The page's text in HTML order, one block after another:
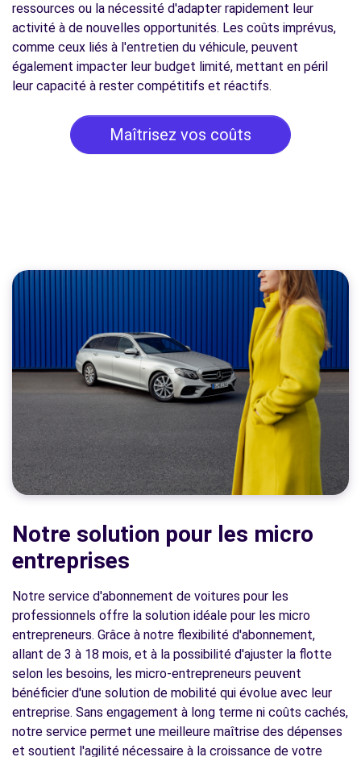
ressources ou la nécessité d'adapter rapidement leur
activité à de nouvelles opportunités. Les coûts imprévus,
comme ceux liés à l'entretien du véhicule, peuvent
également impacter leur budget limité, mettant en péril
leur capacité à rester compétitifs et réactifs.
Maîtrisez vos coûts
Notre solution pour les micro
entreprises
Notre service d'abonnement de voitures pour les
professionnels offre la solution idéale pour les micro
entrepreneurs. Grâce à notre flexibilité d'abonnement,
allant de 3 à 18 mois, et à la possibilité d'ajuster la flotte
selon les besoins, les micro-entrepreneurs peuvent
bénéficier d'une solution de mobilité qui évolue avec leur
entreprise. Sans engagement à long terme ni coûts cachés,
notre service permet une meilleure maîtrise des dépenses
et soutient l'agilité nécessaire à la croissance de votre